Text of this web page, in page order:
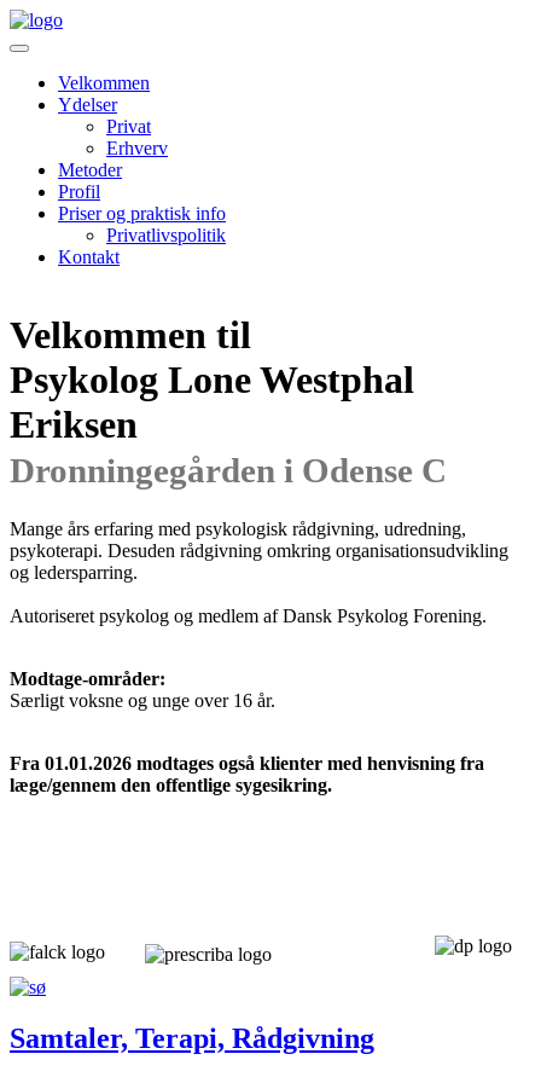
Velkommen
Ydelser
Privat
Erhverv
Metoder
Profil
Priser og praktisk info
Privatlivspolitik
Kontakt
Velkommen til
Psykolog Lone Westphal
Eriksen
Dronningegården i Odense C
Mange års erfaring med psykologisk rådgivning, udredning,
psykoterapi. Desuden rådgivning omkring organisationsudvikling
og ledersparring.
Autoriseret psykolog og medlem af Dansk Psykolog Forening.
Modtage-områder:
Særligt voksne og unge over 16 år.
Fra 01.01.2026 modtages også klienter med henvisning fra
læge/gennem den offentlige sygesikring.
Samtaler, Terapi, Rådgivning